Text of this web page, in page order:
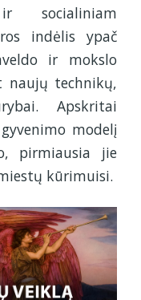
indėlis ypač
ir mokslo
technikų,
Apskritai
modelį
pirmiausia jie
kūrimuisi.